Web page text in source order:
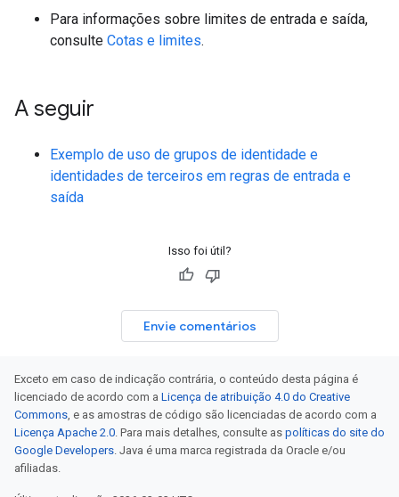
Para informações sobre limites de entrada e saída,
consulte Cotas e limites.
A seguir
Exemplo de uso de grupos de identidade e
identidades de terceiros em regras de entrada e
saída
Isso foi útil?
Envie comentários
Exceto em caso de indicação contrária, o conteúdo desta página é
licenciado de acordo com a Licença de atribuição 4.0 do Creative
Commons, e as amostras de código são licenciadas de acordo com a
Licença Apache 2.0. Para mais detalhes, consulte as políticas do site do
Google Developers. Java é uma marca registrada da Oracle e/ou
afiliadas.